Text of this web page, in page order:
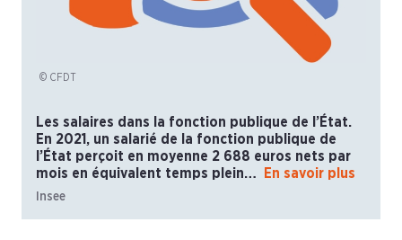
© CFDT
Les salaires dans la fonction publique de l’État.
En 2021, un salarié de la fonction publique de
l’État perçoit en moyenne 2 688 euros nets par
mois en équivalent temps plein…
En savoir plus
Insee